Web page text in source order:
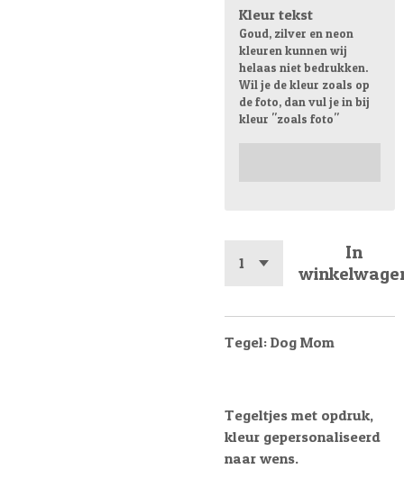
Kleur tekst
Goud, zilver en neon
kleuren kunnen wij
helaas niet bedrukken.
Wil je de kleur zoals op
de foto, dan vul je in bij
kleur "zoals foto"
In
Tegel: Dog Mom
Tegeltjes met opdruk,
kleur gepersonaliseerd
naar wens.